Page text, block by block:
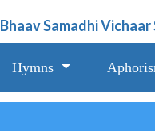
Bhaav Samadhi Vichaar
Hymns